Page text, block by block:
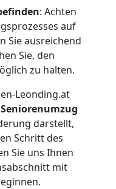
: Achten
auf
Sie ausreichend
Sie, den
zu halten.
Leonding.at
Seniorenumzug
darstellt,
Schritt des
Sie uns Ihnen
mit